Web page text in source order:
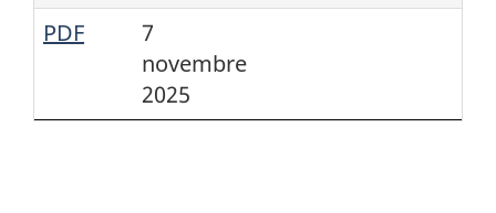
PDF
7
novembre
2025